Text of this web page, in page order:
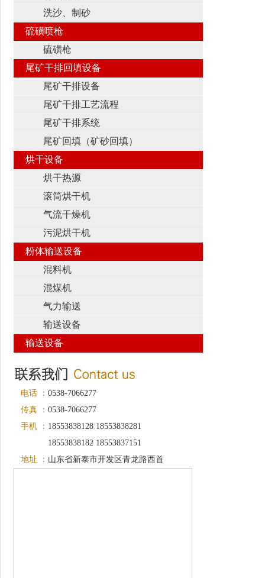
洗沙、制砂
硫磺喷枪
硫磺枪
尾矿干排回填设备
尾矿干排设备
尾矿干排工艺流程
尾矿干排系统
尾矿回填（矿砂回填）
烘干设备
烘干热源
滚筒烘干机
气流干燥机
污泥烘干机
粉体输送设备
混料机
混煤机
气力输送
输送设备
输送设备
电话 ： 0538-7066277
传真 ： 0538-7066277
手机 ： 18553838128 18553838281
18553838182 18553837151
地址 ： 山东省新泰市开发区青龙路西首